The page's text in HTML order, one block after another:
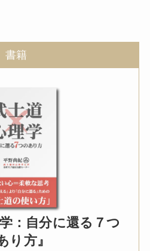
書籍
：自分に還る７つ
り方』